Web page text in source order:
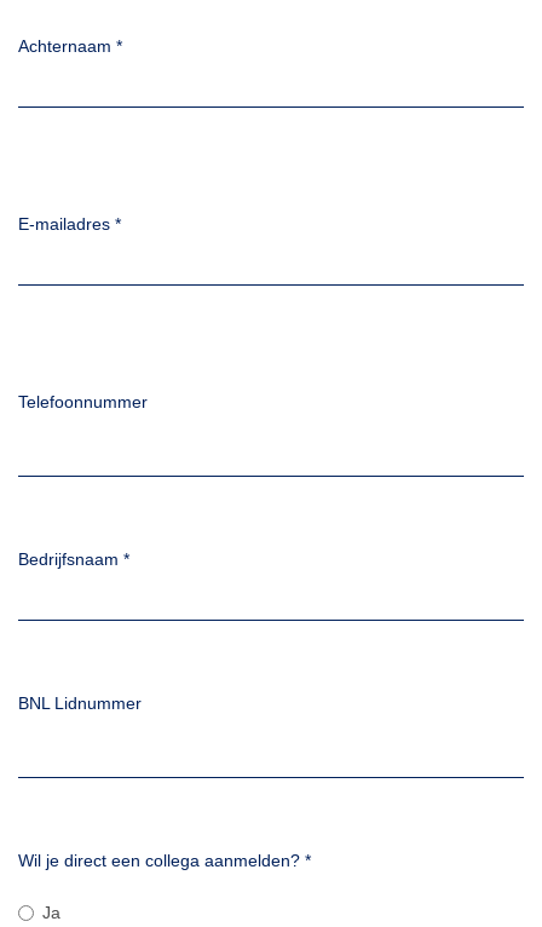
Achternaam *
E-mailadres *
Telefoonnummer
Bedrijfsnaam *
BNL Lidnummer
Wil je direct een collega aanmelden? *
Ja